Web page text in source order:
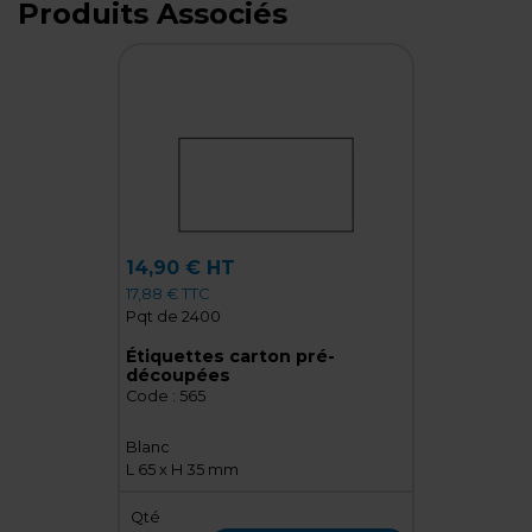
Produits Associés
14,90 € HT
17,88 € TTC
Pqt de 2400
Étiquettes carton pré-
découpées
Code : 565
Blanc
L 65 x H 35 mm
Qté